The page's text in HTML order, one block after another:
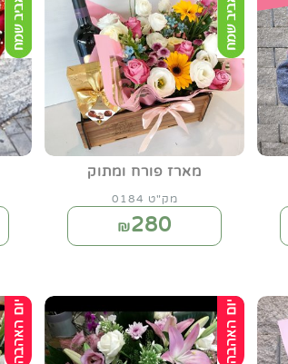
מארז פורח ומתוק
מק"ט 0184
₪280